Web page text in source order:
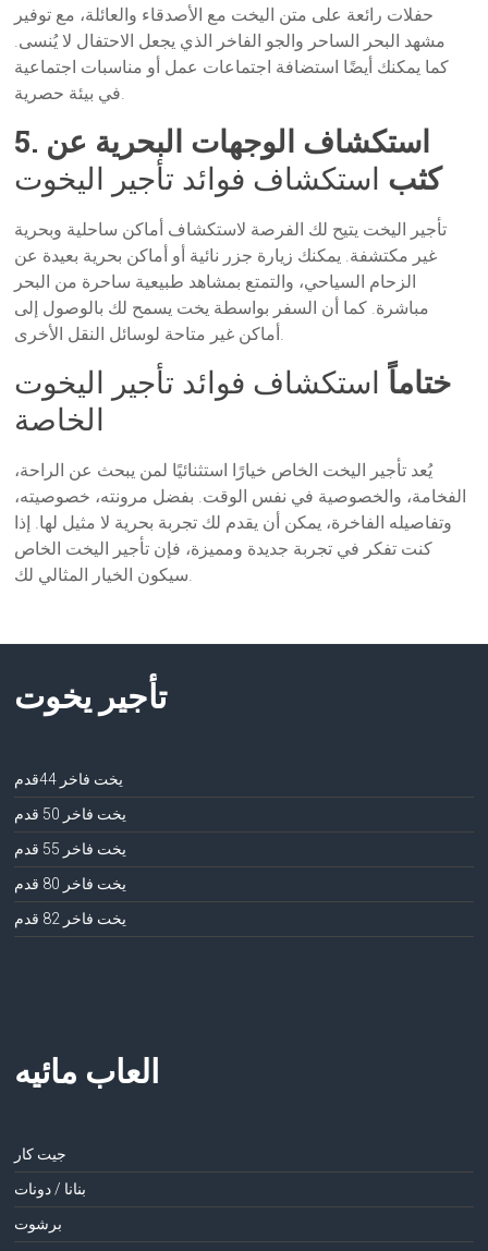
حفلات رائعة على متن اليخت مع الأصدقاء والعائلة، مع توفير
مشهد البحر الساحر والجو الفاخر الذي يجعل الاحتفال لا يُنسى.
كما يمكنك أيضًا استضافة اجتماعات عمل أو مناسبات اجتماعية
في بيئة حصرية.
5. استكشاف الوجهات البحرية عن
كثب استكشاف فوائد تأجير اليخوت
تأجير اليخت يتيح لك الفرصة لاستكشاف أماكن ساحلية وبحرية
غير مكتشفة. يمكنك زيارة جزر نائية أو أماكن بحرية بعيدة عن
الزحام السياحي، والتمتع بمشاهد طبيعية ساحرة من البحر
مباشرة. كما أن السفر بواسطة يخت يسمح لك بالوصول إلى
أماكن غير متاحة لوسائل النقل الأخرى.
ختاماًاستكشاف فوائد تأجير اليخوت
الخاصة
يُعد تأجير اليخت الخاص خيارًا استثنائيًا لمن يبحث عن الراحة،
الفخامة، والخصوصية في نفس الوقت. بفضل مرونته، خصوصيته،
وتفاصيله الفاخرة، يمكن أن يقدم لك تجربة بحرية لا مثيل لها. إذا
كنت تفكر في تجربة جديدة ومميزة، فإن تأجير اليخت الخاص
سيكون الخيار المثالي لك.
تأجير يخوت
يخت فاخر 44قدم
يخت فاخر 50 قدم
يخت فاخر 55 قدم
يخت فاخر 80 قدم
يخت فاخر 82 قدم
العاب مائيه
جيت كار
بنانا / دونات
برشوت